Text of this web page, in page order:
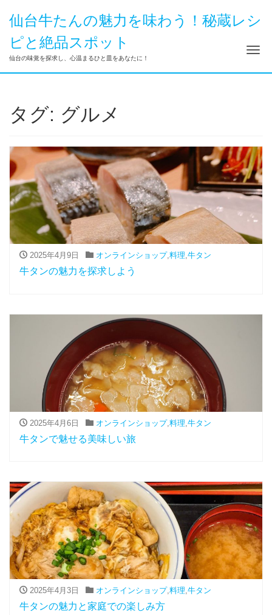
仙台牛たんの魅力を味わう！秘蔵レシ
ピと絶品スポット
仙台の味覚を探求し、心温まるひと皿をあなたに！ ナ
タグ: グルメ
2025年4月9日 オンラインショップ,料理,牛タン
牛タンの魅力を探求しよう
2025年4月6日 オンラインショップ, 料理 牛タン
牛タンで魅せる美味しい旅
2025年4月3日 オンラインショップ,料理,牛タン
牛タンの魅力と家庭での楽しみ方